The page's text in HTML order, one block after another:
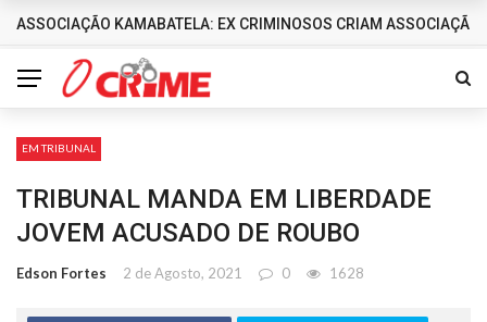
DESTAQUES
ASSOCIAÇÃO KAMABATELA: EX CRIMINOSOS CRIAM
EM TRIBUNAL
TRIBUNAL MANDA EM LIBERDADE
JOVEM ACUSADO DE ROUBO
Edson Fortes 2 de Agosto, 2021 0 1628